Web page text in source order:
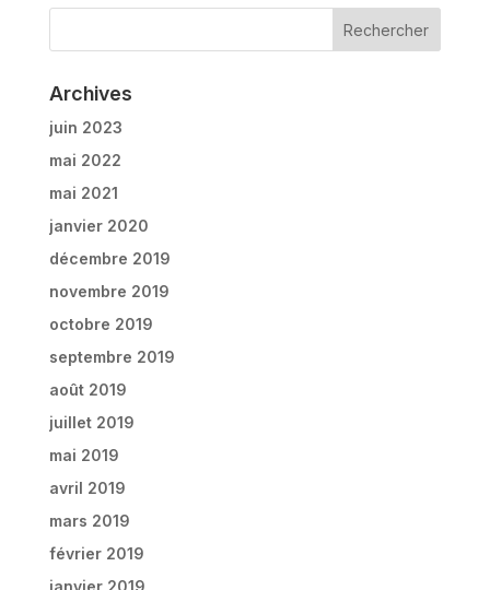
Archives
juin 2023
mai 2022
mai 2021
janvier 2020
décembre 2019
novembre 2019
octobre 2019
septembre 2019
août 2019
juillet 2019
mai 2019
avril 2019
mars 2019
février 2019